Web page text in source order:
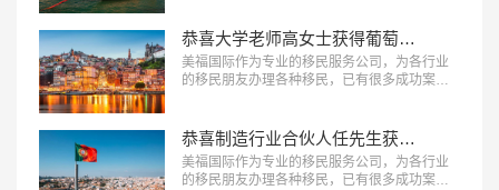
…
恭喜大学老师高女士获得葡萄牙黄金居留权！
美福国际作为专业的移民服务公司，为各行业
的移民朋友办理各种移民，已有很多成功案
恭喜制造行业合伙人任先生获得葡萄牙黄金居留权！
美福国际作为专业的移民服务公司，为各行业
的移民朋友办理各种移民，已有很多成功案